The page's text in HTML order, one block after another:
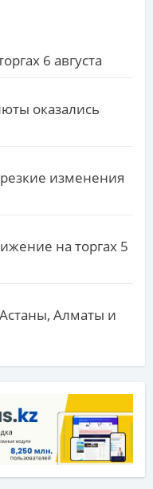
6 августа
оказались
изменения
на торгах 5
Алматы и